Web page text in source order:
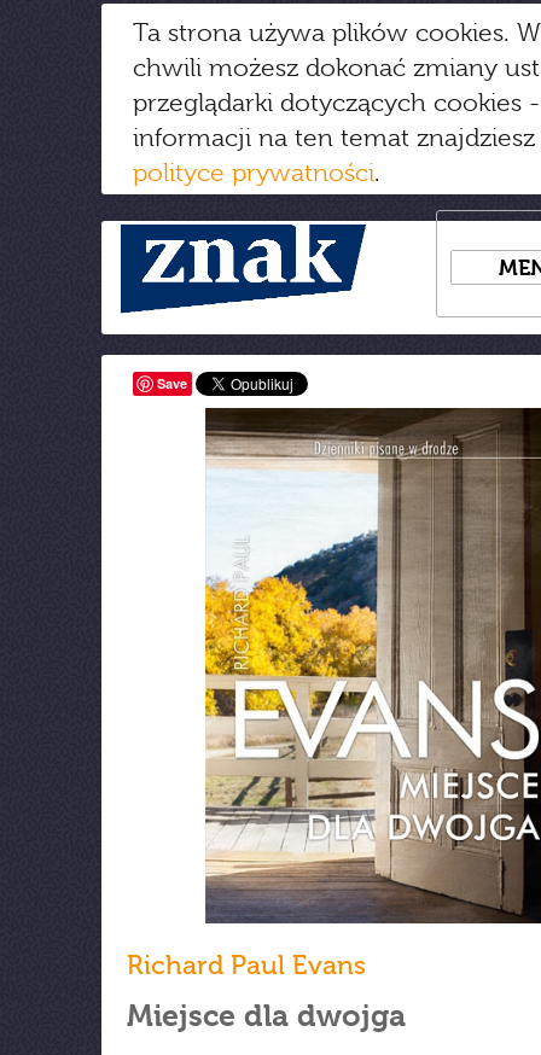
Ta strona używa plików cookies.
chwili możesz dokonać zmiany
przeglądarki dotyczących cookies
informacji na ten temat
polityce prywatności.
Save
Richard Paul Evans
Miejsce dla dwojga